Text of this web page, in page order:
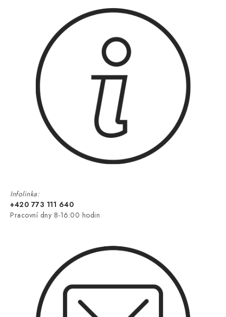
Infolinka:
+420 773 111 640
Pracovní dny 8-16:00 hodin